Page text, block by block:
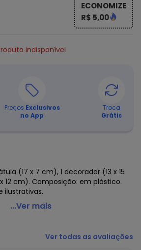
ECONOMIZE
R$ 5,00
indisponível
Preços Exclusivos
no App
Troca
Grátis
(17 x 7 cm), 1 decorador (13 x 15
12 cm). Composição: em plástico.
ilustrativas.
Decore Fácil 3 Peças
...Ver mais
Ver todas as avaliações